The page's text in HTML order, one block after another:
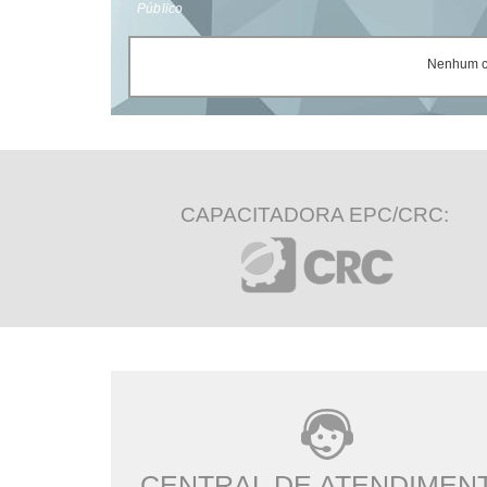
Público
Nenhum
CAPACITADORA EPC/CRC: